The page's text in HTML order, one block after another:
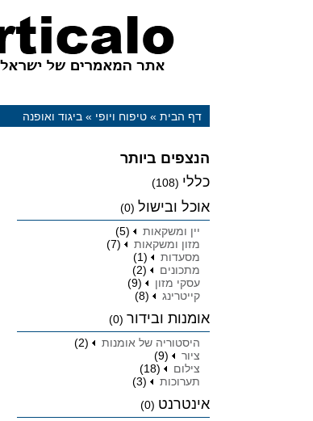
דף הבית» טיפוח ויופי » ביגוד ואופנה
הנצפים ביותר
כללי (108)
אוכל ובישול(0)
יין ומשקאות
(5)
מזון ומשקאות
(7)
מסעדות
(1)
מתכונים
(2)
עסקי מזון
(9)
קייטרינג
(8)
אומנות ובידור(0)
היסטוריה של אומנות
(2)
ציור
(9)
צילום
(18)
תערוכות
(3)
אינטרנט (0)